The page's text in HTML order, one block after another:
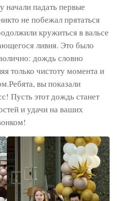
начали падать первые
не побежал прятаться
кружиться в вальсе
ливня. Это было
дождь словно
только чистоту момента и
вы показали
Пусть этот дождь станет
и удачи на ваших